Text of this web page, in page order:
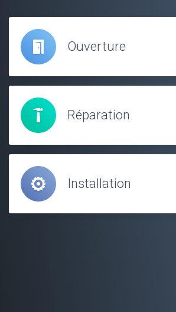
Ouverture
Réparation
Installation